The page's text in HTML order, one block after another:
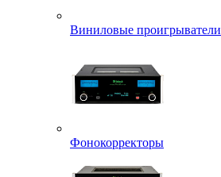
Виниловые проигрыватели
Фонокорректоры